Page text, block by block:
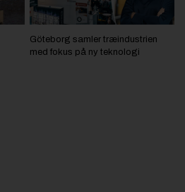
Göteborg samler træindustrien
med fokus på ny teknologi